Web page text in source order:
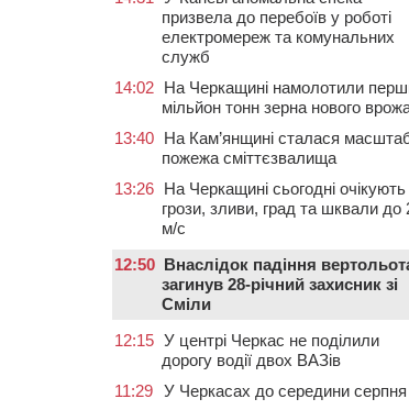
призвела до перебоїв у роботі
електромереж та комунальних
служб
14:02 На Черкащині намолотили
мільйон тонн зерна нового
13:40 На Кам’янщині сталася
пожежа сміттєзвалища
13:26 На Черкащині сьогодні очікують
грози, зливи, град та шквали до
м/с
12:50 Внаслідок падіння
загинув 28-річний захисник зі
Сміли
12:15 У центрі Черкас не поділили
дорогу водії двох ВАЗів
11:29 У Черкасах до середини серпня